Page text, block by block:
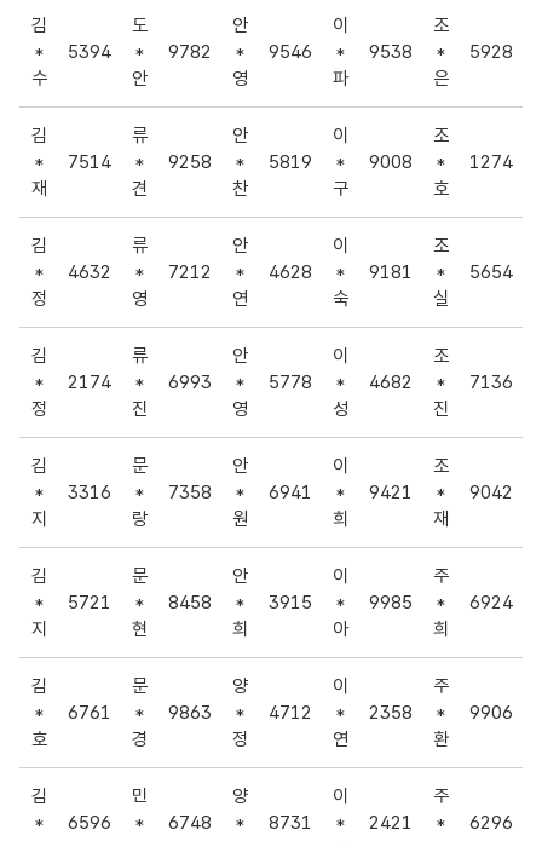
김
*
수
5394
도
*
안
9782
안
*
영
9546
이
*
파
9538
조
*
은
5928
김
*
재
7514
류
*
견
9258
안
*
찬
5819
이
*
구
9008
조
*
호
1274
김
*
정
4632
류
*
영
7212
안
*
연
4628
이
*
숙
9181
조
*
실
5654
김
*
정
2174
류
*
진
6993
안
*
영
5778
이
*
성
4682
조
*
진
7136
김
*
지
3316
문
*
랑
7358
안
*
원
6941
이
*
희
9421
조
*
재
9042
김
*
지
5721
문
*
현
8458
안
*
희
3915
이
*
아
9985
주
*
희
6924
김
*
호
6761
문
*
경
9863
양
*
정
4712
이
*
연
2358
주
*
환
9906
김
*
6596
민
*
6748
양
*
8731
이
*
2421
주
*
6296